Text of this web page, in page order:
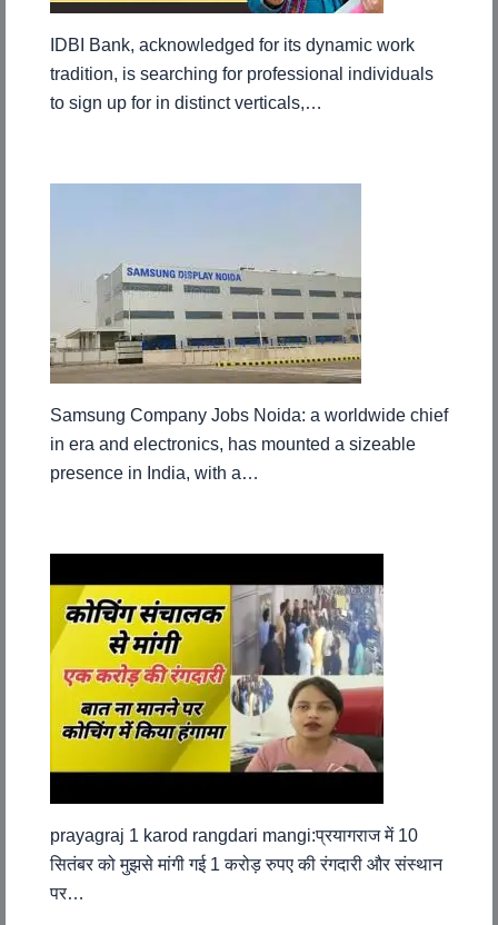
IDBI Bank, acknowledged for its dynamic work
tradition, is searching for professional individuals
to sign up for in distinct verticals,…
Samsung Company Jobs Noida: a worldwide chief
in era and electronics, has mounted a sizeable
presence in India, with a…
prayagraj 1 karod rangdari mangi:प्रयागराज में 10
सितंबर को मुझसे मांगी गई 1 करोड़ रुपए की रंगदारी और संस्थान
पर…